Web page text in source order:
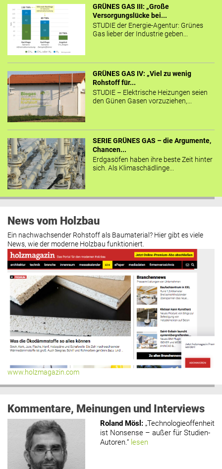
GRÜNES GAS III: „Große
Versorgungslücke bei...
STUDIE der Energie-Agentur: Grünes
Gas lieber der Industrie geben...
GRÜNES GAS IV: „Viel zu wenig
Rohstoff für...
STUDIE – Elektrische Heizungen seien
den Günen Gasen vorzuziehen,...
SERIE GRÜNES GAS – die Argumente,
Chancen...
Erdgasöfen haben ihre beste Zeit hinter
sich. Als Klimaschädlinge...
News vom Holzbau
Ein nachwachsender Rohstoff als Baumaterial? Hier gibt es viele
News, wie der moderne Holzbau funktioniert.
www.holzmagazin.com
Kommentare, Meinungen und Interviews
Roland Mösl : „Technologieoffenheit
ist Nonsense – außer für Studien-
Autoren.“ lesen